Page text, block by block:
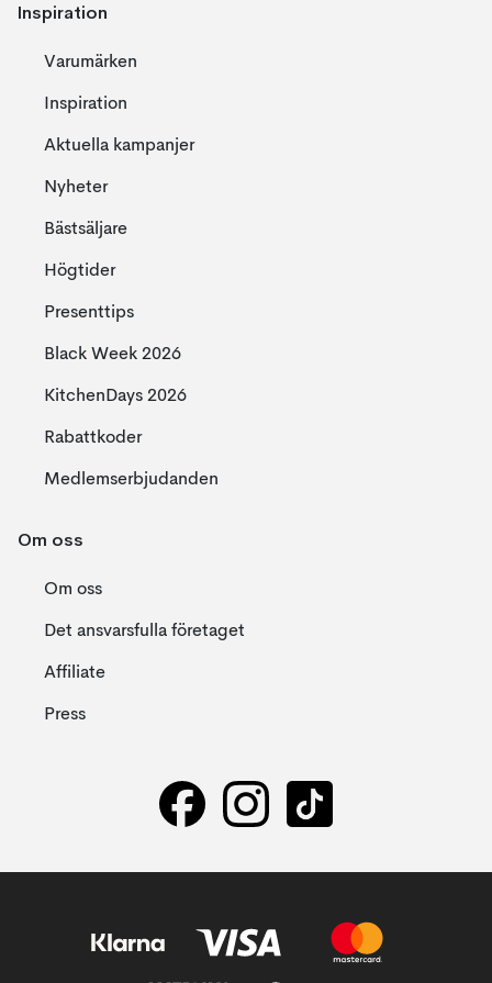
Inspiration
Varumärken
Inspiration
Aktuella kampanjer
Nyheter
Bästsäljare
Högtider
Presenttips
Black Week 2026
KitchenDays 2026
Rabattkoder
Medlemserbjudanden
Om oss
Om oss
Det ansvarsfulla företaget
Affiliate
Press